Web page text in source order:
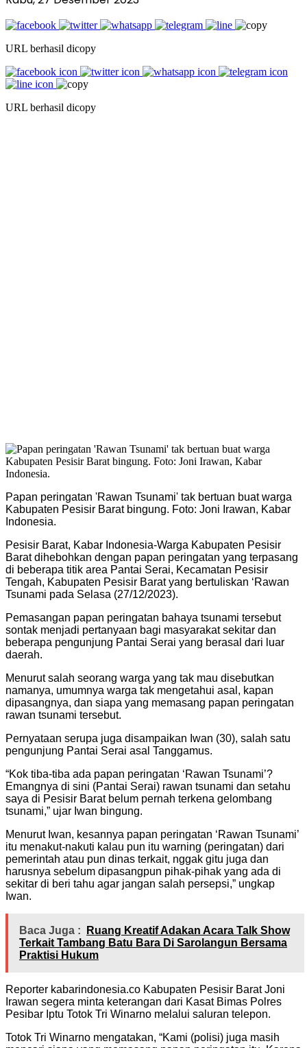
URL berhasil dicopy
URL berhasil dicopy
Papan peringatan 'Rawan Tsunami' tak bertuan buat warga
Kabupaten Pesisir Barat bingung. Foto: Joni Irawan, Kabar
Indonesia.
Pesisir Barat, Kabar Indonesia-Warga Kabupaten Pesisir
Barat dihebohkan dengan papan peringatan yang terpasang
di beberapa titik area Pantai Serai, Kecamatan Pesisir
Tengah, Kabupaten Pesisir Barat yang bertuliskan ‘Rawan
Tsunami pada Selasa (27/12/2023).
Pemasangan papan peringatan bahaya tsunami tersebut
sontak menjadi pertanyaan bagi masyarakat sekitar dan
beberapa pengunjung Pantai Serai yang berasal dari luar
daerah.
Menurut salah seorang warga yang tak mau disebutkan
namanya, umumnya warga tak mengetahui asal, kapan
dipasangnya, dan siapa yang memasang papan peringatan
rawan tsunami tersebut.
Pernyataan serupa juga disampaikan Iwan (30), salah satu
pengunjung Pantai Serai asal Tanggamus.
“Kok tiba-tiba ada papan peringatan ‘Rawan Tsunami’?
Emangnya di sini (Pantai Serai) rawan tsunami dan setahu
saya di Pesisir Barat belum pernah terkena gelombang
tsunami,” ujar Iwan bingung.
Menurut Iwan, kesannya papan peringatan ‘Rawan Tsunami’
itu menakut-nakuti kalau pun itu warning (peringatan) dari
pemerintah atau pun dinas terkait, nggak gitu juga dan
harusnya sebelum dipasangpun pihak-pihak yang ada di
sekitar di beri tahu agar jangan salah persepsi,” ungkap
Iwan.
Baca Juga :
Ruang Kreatif Adakan Acara Talk Show
Terkait Tambang Batu Bara Di Sarolangun Bersama
Praktisi Hukum
Reporter kabarindonesia.co Kabupaten Pesisir Barat Joni
Irawan segera minta keterangan dari Kasat Bimas Polres
Pesibar Iptu Totok Tri Winarno melalui saluran telepon.
Totok Tri Winarno mengatakan, “Kami (polisi) juga masih